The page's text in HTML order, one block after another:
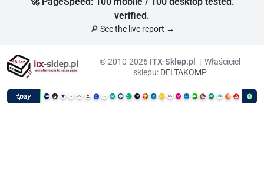
verified.
🔎 See the live report →
© 2010-2026 ITX-Sklep.pl
| Właściciel
sklepu: DELTAKOMP